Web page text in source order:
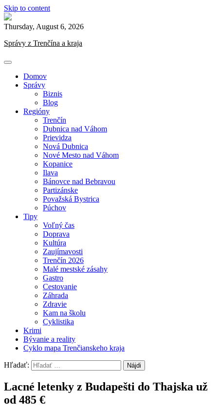
Skip to content
Thursday, August 6, 2026
Správy z Trenčína a kraja
Domov
Správy
Biznis
Blog
Regióny
Trenčín
Dubnica nad Váhom
Prievidza
Nová Dubnica
Nové Mesto nad Váhom
Kopanice
Ilava
Bánovce nad Bebravou
Partizánske
Považská Bystrica
Púchov
Tipy
Voľný čas
Doprava
Kultúra
Zaujímavosti
Trenčín 2026
Malé mestské zásahy
Gastro
Cestovanie
Záhrada
Zdravie
Kam na školu
Cyklistika
Krimi
Bývanie a reality
Cyklo mapa Trenčianskeho kraja
Hľadať:
Lacné letenky z Budapešti do Thajska už
od 485 €